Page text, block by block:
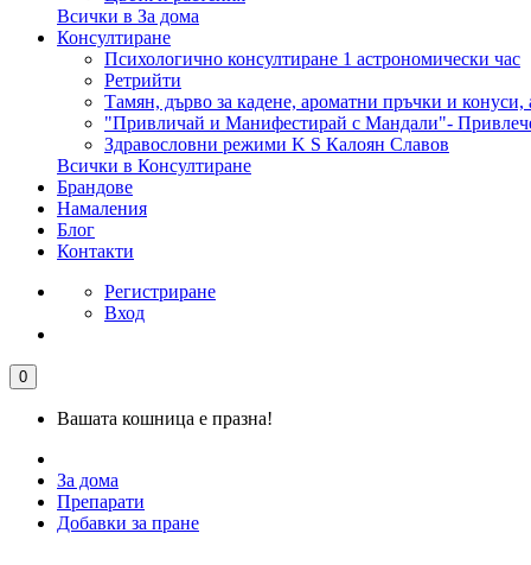
Всички в За дома
Консултиране
Психологично консултиране 1 астрономически час
Ретрийти
Тамян, дърво за кадене, ароматни пръчки и конуси,
"Привличай и Манифестирай с Мандали"-
Здравословни режими K S Калоян Славов
Всички в Консултиране
Брандове
Намаления
Блог
Контакти
Регистриране
Вход
0
Вашата кошница е празна!
За дома
Препарати
Добавки за пране